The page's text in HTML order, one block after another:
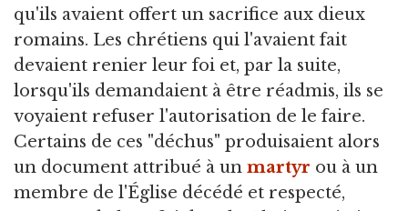
qu'ils avaient offert un sacrifice aux dieux
romains. Les chrétiens qui l'avaient fait
devaient renier leur foi et, par la suite,
lorsqu'ils demandaient à être réadmis, ils se
voyaient refuser l'autorisation de le faire.
Certains de ces "déchus" produisaient alors
un document attribué à un martyr ou à un
membre de l'Église décédé et respecté,